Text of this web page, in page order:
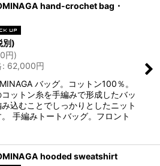
hand-crochet bag・
別)
円)
: 62,000円
バッグ。コットン100％。
ットン糸を手編みで形成したバッ
込むことでしっかりとしたニット
手編みトートバッグ。フロント
hooded sweatshirt